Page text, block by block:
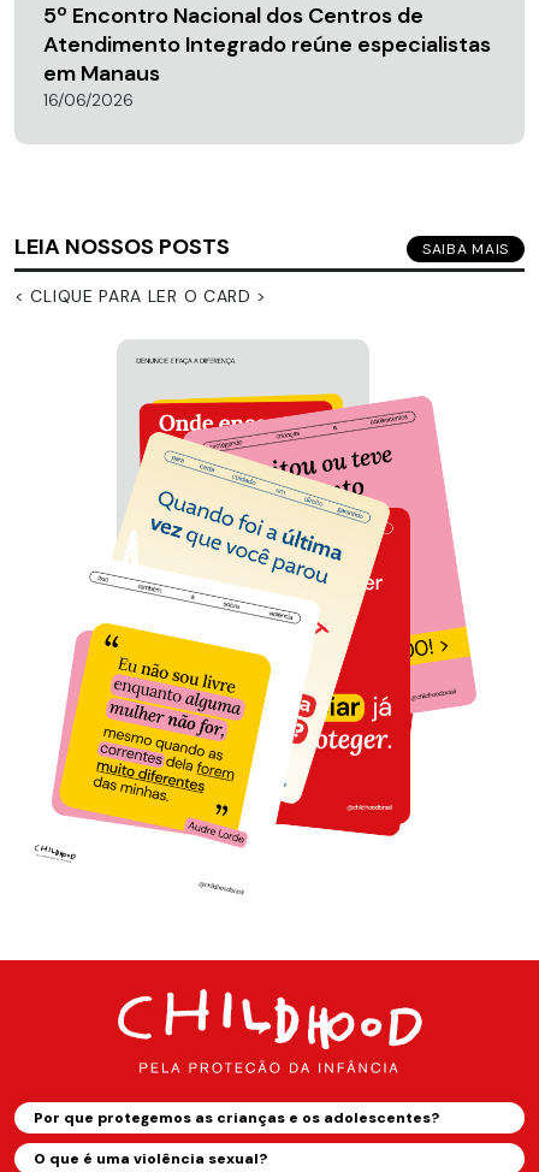
5º Encontro Nacional dos Centros de
Atendimento Integrado reúne especialistas
em Manaus
16/06/2026
LEIA NOSSOS POSTS SAIBA MAIS
< CLIQUE PARA LER O CARD >
Por que protegemos as crianças e os adolescentes?
O que é uma violência sexual?